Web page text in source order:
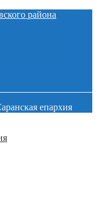
района
епархия